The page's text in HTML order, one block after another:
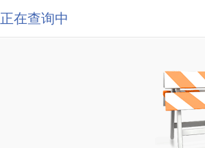
正在查询中